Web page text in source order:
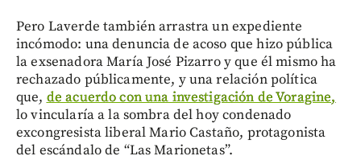
Pero Laverde también arrastra un expediente
incómodo: una denuncia de acoso que hizo pública
la exsenadora María José Pizarro y que él mismo ha
rechazado públicamente, y una relación política
que, de acuerdo con una investigación de Voragine,
lo vincularía a la sombra del hoy condenado
excongresista liberal Mario Castaño, protagonista
del escándalo de “Las Marionetas”.